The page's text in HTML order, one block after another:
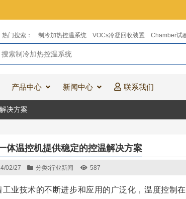
热门搜索： 制冷加热控温系统 VOCs冷凝回收装置 Chamber试
产品中心 新闻中心 联系我们
决方案
体温控机提供稳定的控温解决方案
02/27 分类:行业新闻 587
工业技术的不断进步和应用的广泛化，温度控制